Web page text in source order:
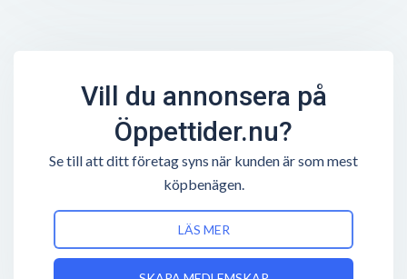
Vill du annonsera på
Öppettider.nu?
Se till att ditt företag syns när kunden är som mest
köpbenägen.
LÄS MER